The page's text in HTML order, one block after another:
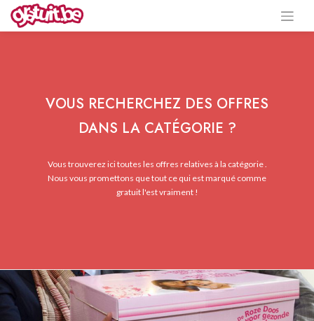
VOUS RECHERCHEZ DES OFFRES
DANS LA CATÉGORIE ?
Vous trouverez ici toutes les offres relatives à la catégorie .
Nous vous promettons que tout ce qui est marqué comme
gratuit l'est vraiment !